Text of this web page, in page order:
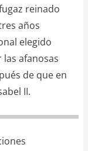
reinado
años
elegido
afanosas
de que en
II.